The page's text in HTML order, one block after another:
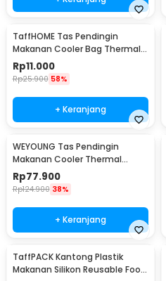
TaffHOME Tas Pendingin
Makanan Cooler Bag Thermal
Insulated Bag 28x14x17cm -
H24
Rp11.000
Rp25.900 58%
+ Keranjang
WEYOUNG Tas Pendingin
Makanan Cooler Thermal
Insulated Bag 18L - M40
Rp77.900
Rp124.900 38%
+ Keranjang
TaffPACK Kantong Plastik
Makanan Silikon Reusable Food